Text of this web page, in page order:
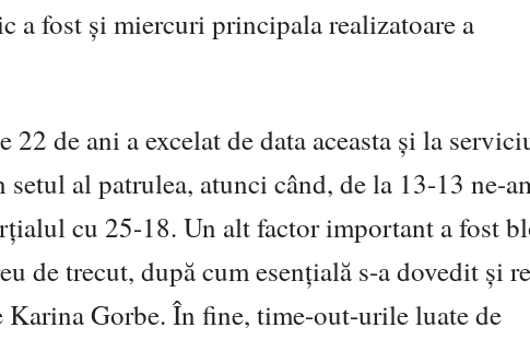
a fost și miercuri principala realizatoare a
de ani a excelat de data aceasta și la
al patrulea, atunci când, de la 13-13 ne-
cu 25-18. Un alt factor important a fost
de trecut, după cum esențială s-a dovedit și
Gorbe. În fine, time-out-urile luate de